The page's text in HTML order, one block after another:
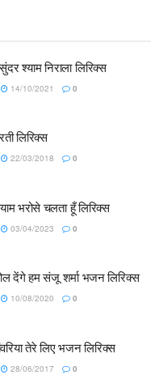
श्याम निराला लिरिक्स
14/10/2021 0
लिरिक्स
22/03/2018 0
भरोसे चलता हूँ लिरिक्स
03/04/2023 0
देंगे हम संजू शर्मा भजन लिरिक्स
10/08/2020 0
तेरे लिए भजन लिरिक्स
28/06/2017 0